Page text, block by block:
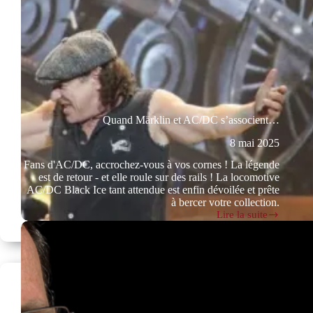
Quand Märklin et AC/DC s’associent…
8 mai 2025
Fans d'AC/DC, accrochez-vous à vos cornes ! La légende
est de retour - et elle roule sur des rails ! La locomotive
AC/DC Black Ice tant attendue est enfin dévoilée et prête
à bercer votre collection.
Lire la suite
Quand